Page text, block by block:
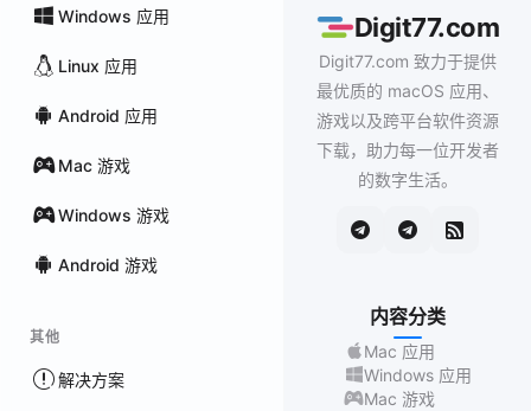
Windows 应用
Linux 应用
Android 应用
Mac 游戏
Windows 游戏
Android 游戏
其他
解决方案
Digit77.com
Digit77.com 致力于提供
最优质的 macOS 应用、
游戏以及跨平台软件资源
下载，助力每一位开发者
的数字生活。
内容分类
Mac 应用
Windows 应用
Mac 游戏